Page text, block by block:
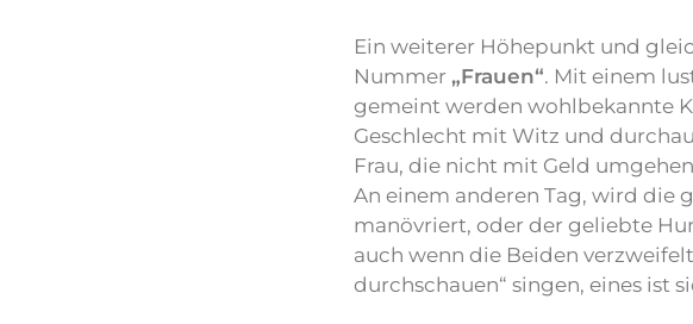
Ein weiterer Höhepunkt und
Nummer „Frauen“. Mit einem
gemeint werden wohlbekannte
Geschlecht mit Witz und
Frau, die nicht mit Geld
An einem anderen Tag, wird die
manövriert, oder der geliebte
auch wenn die Beiden
durchschauen“ singen, eines ist